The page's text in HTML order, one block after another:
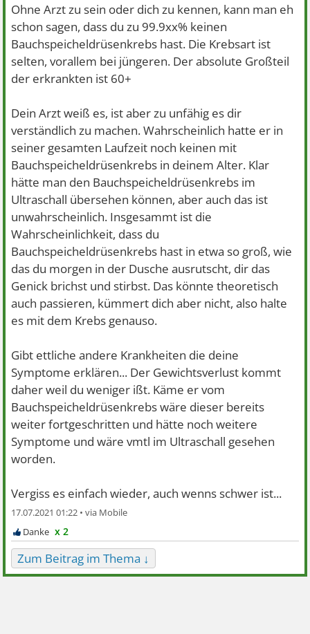
Ohne Arzt zu sein oder dich zu kennen, kann man eh
schon sagen, dass du zu 99.9xx% keinen
Bauchspeicheldrüsenkrebs hast. Die Krebsart ist
selten, vorallem bei jüngeren. Der absolute Großteil
der erkrankten ist 60+
Dein Arzt weiß es, ist aber zu unfähig es dir
verständlich zu machen. Wahrscheinlich hatte er in
seiner gesamten Laufzeit noch keinen mit
Bauchspeicheldrüsenkrebs in deinem Alter. Klar
hätte man den Bauchspeicheldrüsenkrebs im
Ultraschall übersehen können, aber auch das ist
unwahrscheinlich. Insgesammt ist die
Wahrscheinlichkeit, dass du
Bauchspeicheldrüsenkrebs hast in etwa so groß, wie
das du morgen in der Dusche ausrutscht, dir das
Genick brichst und stirbst. Das könnte theoretisch
auch passieren, kümmert dich aber nicht, also halte
es mit dem Krebs genauso.
Gibt ettliche andere Krankheiten die deine
Symptome erklären... Der Gewichtsverlust kommt
daher weil du weniger ißt. Käme er vom
Bauchspeicheldrüsenkrebs wäre dieser bereits
weiter fortgeschritten und hätte noch weitere
Symptome und wäre vmtl im Ultraschall gesehen
worden.
Vergiss es einfach wieder, auch wenns schwer ist...
17.07.2021 01:22 •
x 2
Zum Beitrag im Thema ↓